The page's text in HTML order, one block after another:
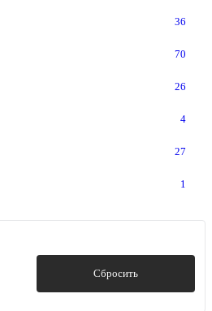
36
70
26
4
27
1
Сбросить